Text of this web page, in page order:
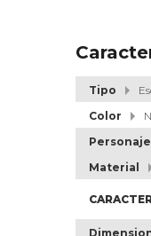
Tipo
Color
Personaje
Material